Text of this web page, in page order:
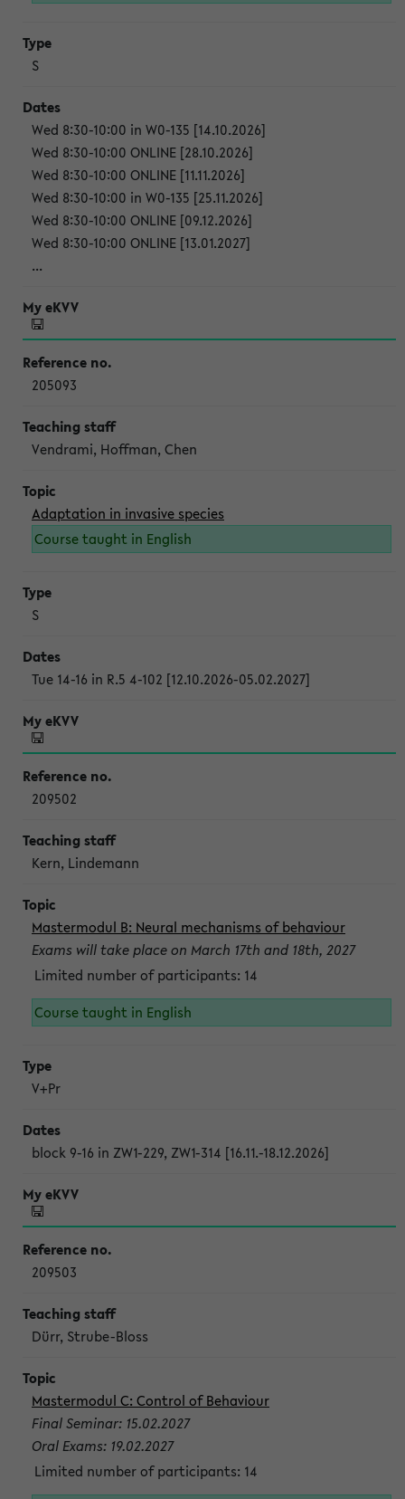
S
Wed 8:30-10:00 in W0-135 [14.10.2026]
Wed 8:30-10:00 ONLINE [28.10.2026]
Wed 8:30-10:00 ONLINE [11.11.2026]
Wed 8:30-10:00 in W0-135 [25.11.2026]
Wed 8:30-10:00 ONLINE [09.12.2026]
Wed 8:30-10:00 ONLINE [13.01.2027]
...
205093
Vendrami, Hoffman, Chen
Adaptation in invasive species
Course taught in English
S
Tue 14-16 in R.5 4-102 [12.10.2026-05.02.2027]
209502
Kern, Lindemann
Mastermodul B: Neural mechanisms of behaviour
Exams will take place on March 17th and 18th, 2027
Limited number of participants: 14
Course taught in English
V+Pr
block 9-16 in ZW1-229, ZW1-314 [16.11.-18.12.2026]
209503
Dürr, Strube-Bloss
Mastermodul C: Control of Behaviour
Final Seminar: 15.02.2027
Oral Exams: 19.02.2027
Limited number of participants: 14